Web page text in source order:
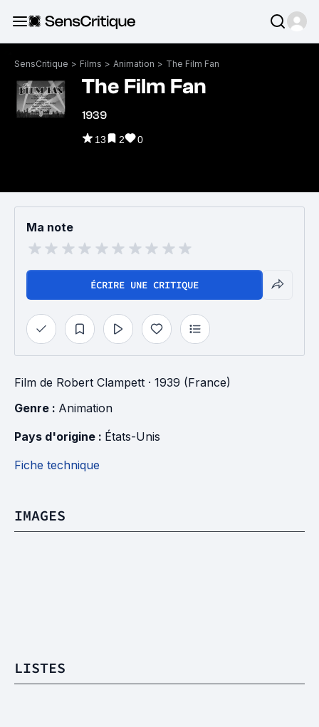
SensCritique > Films > Animation > The Film Fan
The Film Fan
1939
13 2 0
Ma note
ÉCRIRE UNE CRITIQUE
Film de Robert Clampett · 1939 (France)
Genre : Animation
Pays d'origine : États-Unis
Fiche technique
IMAGES
LISTES